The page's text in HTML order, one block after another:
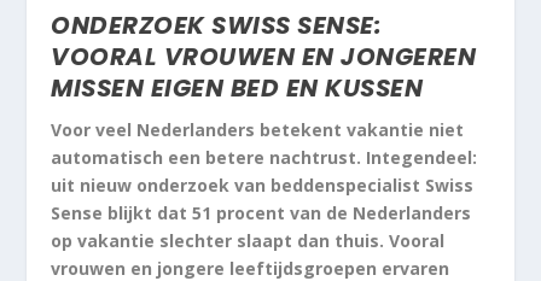
ONDERZOEK SWISS SENSE:
VOORAL VROUWEN EN JONGEREN
MISSEN EIGEN BED EN KUSSEN
Voor veel Nederlanders betekent vakantie niet
automatisch een betere nachtrust. Integendeel:
uit nieuw onderzoek van beddenspecialist Swiss
Sense blijkt dat 51 procent van de Nederlanders
op vakantie slechter slaapt dan thuis. Vooral
vrouwen en jongere leeftijdsgroepen ervaren